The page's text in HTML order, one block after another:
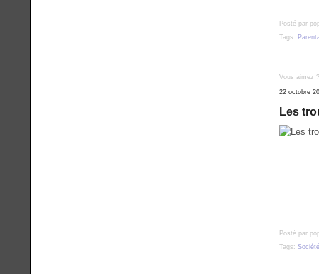
Posté par
Tags:
Vous aimez ?
22 octobre
Les
Posté par
Tags:Société